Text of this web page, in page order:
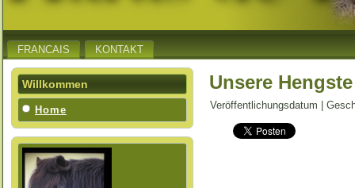
FRANCAIS KONTAKT
Willkommen
Home
Unsere Hengste
Veröffentlichungsdatum |